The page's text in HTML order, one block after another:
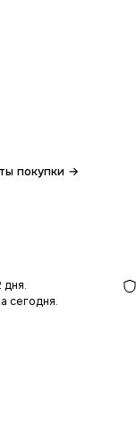
покупки →
дня.
сегодня.